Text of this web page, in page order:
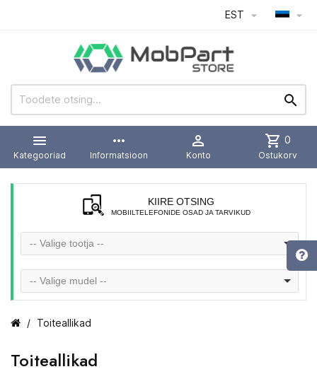
EST  


Kategooriad
more_horiz
Informatsioon

Konto
shopping_cart 0
Ostukorv
KIIRE OTSING
MOBIILTELEFONIDE OSAD JA TARVIKUD
-- Valige tootja --
-- Valige mudel --
Toiteallikad
Toiteallikad